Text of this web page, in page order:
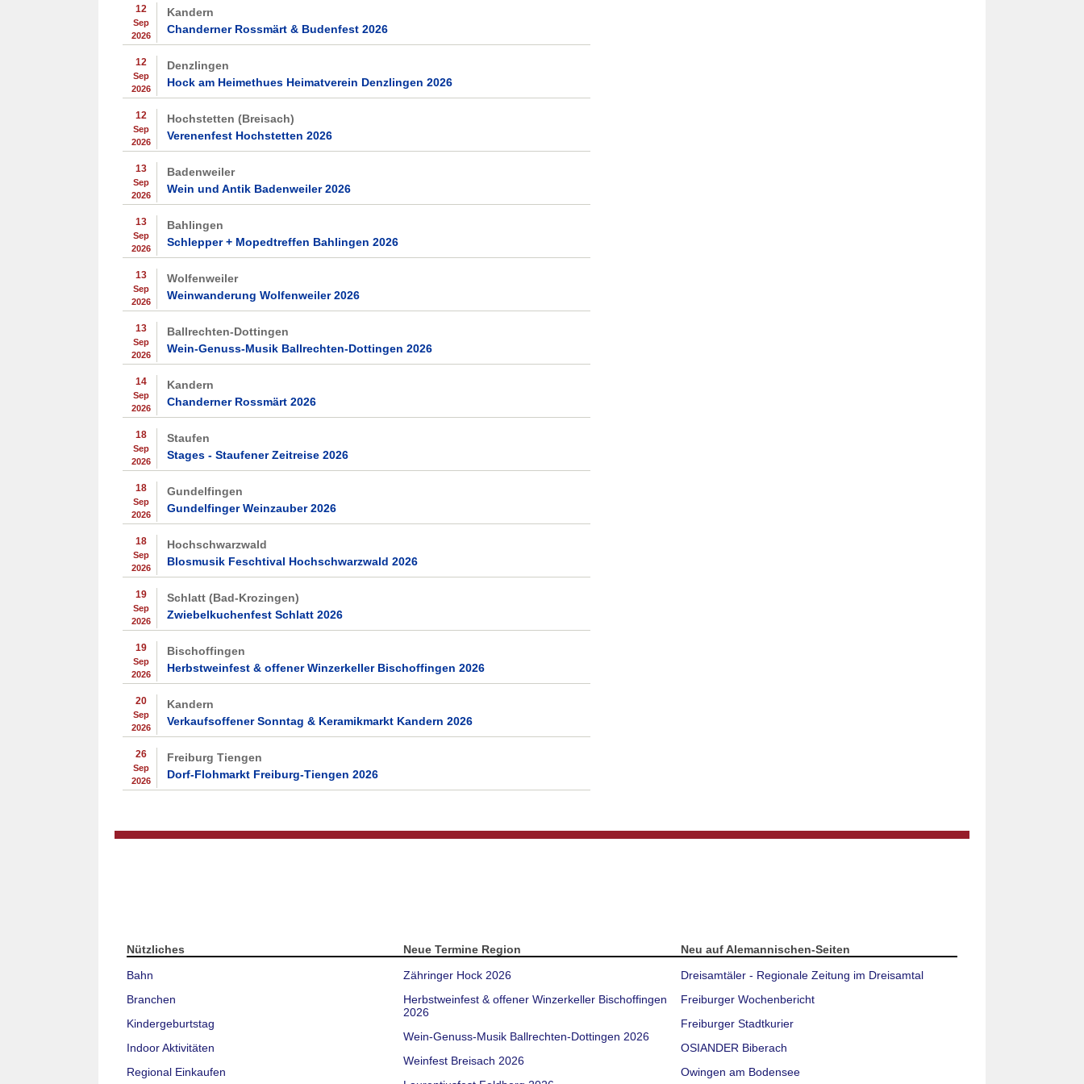
12
Sep
2026
Kandern
Chanderner Rossmärt & Budenfest 2026
12
Sep
2026
Denzlingen
Hock am Heimethues Heimatverein Denzlingen 2026
12
Sep
2026
Hochstetten (Breisach)
Verenenfest Hochstetten 2026
13
Sep
2026
Badenweiler
Wein und Antik Badenweiler 2026
13
Sep
2026
Bahlingen
Schlepper + Mopedtreffen Bahlingen 2026
13
Sep
2026
Wolfenweiler
Weinwanderung Wolfenweiler 2026
13
Sep
2026
Ballrechten-Dottingen
Wein-Genuss-Musik Ballrechten-Dottingen 2026
14
Sep
2026
Kandern
Chanderner Rossmärt 2026
18
Sep
2026
Staufen
Stages - Staufener Zeitreise 2026
18
Sep
2026
Gundelfingen
Gundelfinger Weinzauber 2026
18
Sep
2026
Hochschwarzwald
Blosmusik Feschtival Hochschwarzwald 2026
19
Sep
2026
Schlatt (Bad-Krozingen)
Zwiebelkuchenfest Schlatt 2026
19
Sep
2026
Bischoffingen
Herbstweinfest & offener Winzerkeller Bischoffingen 2026
20
Sep
2026
Kandern
Verkaufsoffener Sonntag & Keramikmarkt Kandern 2026
26
Sep
2026
Freiburg Tiengen
Dorf-Flohmarkt Freiburg-Tiengen 2026
Nützliches
Bahn
Branchen
Kindergeburtstag
Indoor Aktivitäten
Regional Einkaufen
Neue Termine Region
Zähringer Hock 2026
Herbstweinfest & offener Winzerkeller Bischoffingen
2026
Wein-Genuss-Musik Ballrechten-Dottingen 2026
Weinfest Breisach 2026
Neu auf Alemannischen-Seiten
Dreisamtäler - Regionale Zeitung im Dreisamtal
Freiburger Wochenbericht
Freiburger Stadtkurier
OSIANDER Biberach
Owingen am Bodensee